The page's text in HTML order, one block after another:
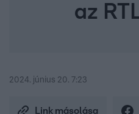
az
2024. június 20. 7:23
Link másolása